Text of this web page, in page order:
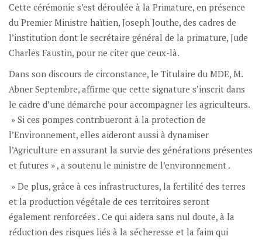
Cette cérémonie s’est déroulée à la Primature, en présence
du Premier Ministre haïtien, Joseph Jouthe, des cadres de
l’institution dont le secrétaire général de la primature, Jude
Charles Faustin, pour ne citer que ceux-là.
Dans son discours de circonstance, le Titulaire du MDE, M.
Abner Septembre, affirme que cette signature s’inscrit dans
le cadre d’une démarche pour accompagner les agriculteurs.
» Si ces pompes contribueront à la protection de
l’Environnement, elles aideront aussi à dynamiser
l’Agriculture en assurant la survie des générations présentes
et futures » , a soutenu le ministre de l’environnement .
» De plus, grâce à ces infrastructures, la fertilité des terres
et la production végétale de ces territoires seront
également renforcées . Ce qui aidera sans nul doute, à la
réduction des risques liés à la sécheresse et la faim qui